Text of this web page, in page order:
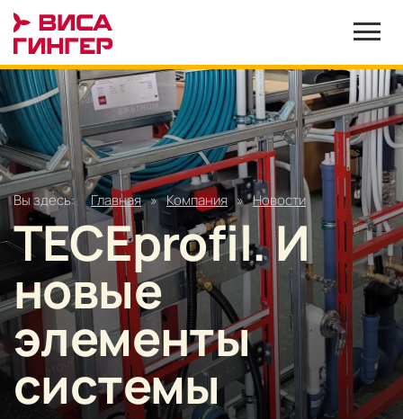
Вы здесь:Главная » Компания » Новости
TECEprofil. И
новые
элементы
системы